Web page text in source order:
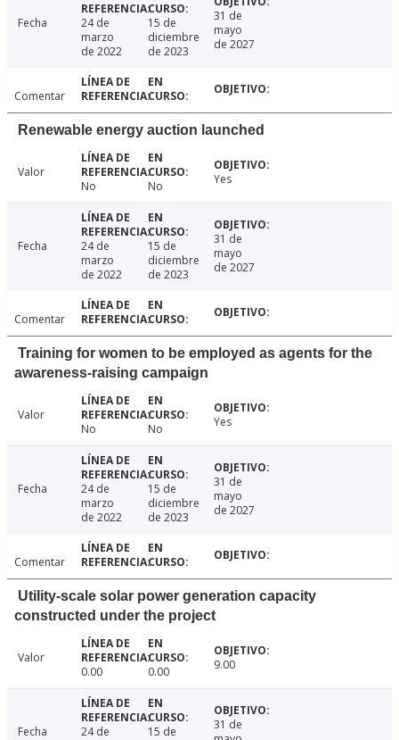
Fecha
24 de
marzo
de 2022
15 de
diciembre
de 2023
31 de
mayo
de 2027
Comentar
Renewable energy auction launched
Valor
No
No Yes
Fecha
24 de
marzo
de 2022
15 de
diciembre
de 2023
31 de
mayo
de 2027
Comentar
Training for women to be employed as agents for the
awareness-raising campaign
Valor
No
No Yes
Fecha
24 de
marzo
de 2022
15 de
diciembre
de 2023
31 de
mayo
de 2027
Comentar
Utility-scale solar power generation capacity
constructed under the project
Valor
0.00
0.00 9.00
Fecha
24 de
15 de
31 de